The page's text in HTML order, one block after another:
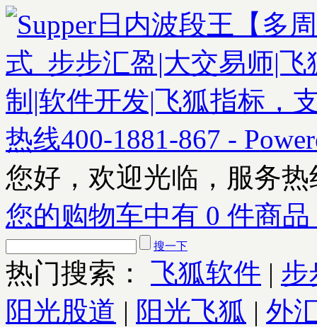
您好，欢迎光临，服务热
您的购物车中有 0 件商
搜一下
热门搜索： 飞狐软件 | 步
阳光股道 | 阳光飞狐 | 外